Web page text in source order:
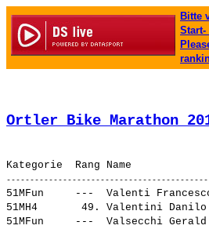
Bitte
Start-
Ortler Bike Marathon
51MFun     --- Valenti
51MH4       49. Valentini
51MFun     --- Valsecchi